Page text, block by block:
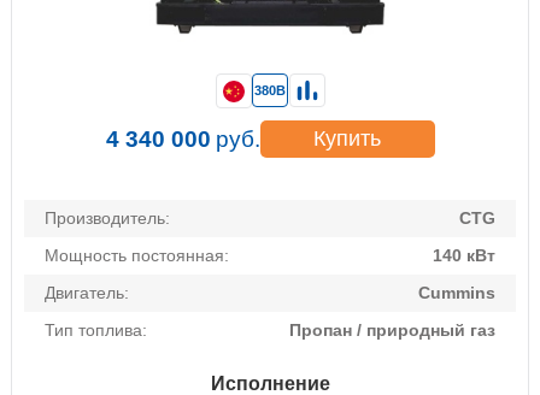
Производитель:
CTG
Мощность постоянная:
140 кВт
Двигатель:
Cummins
Тип топлива:
Пропан / природный газ
Исполнение
380В
4 340 000 руб. Купить